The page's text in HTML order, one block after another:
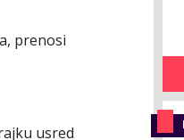
prenosi
usred